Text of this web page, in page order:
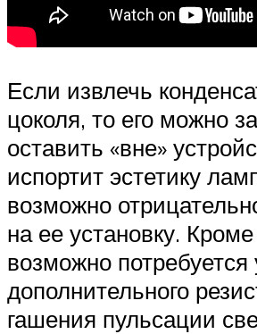
Если извлечь
цоколя, то его можно
оставить «вне»
испортит эстетику
возможно
на ее установку. Кроме
возможно потребуется
дополнительного
гашения пульсации